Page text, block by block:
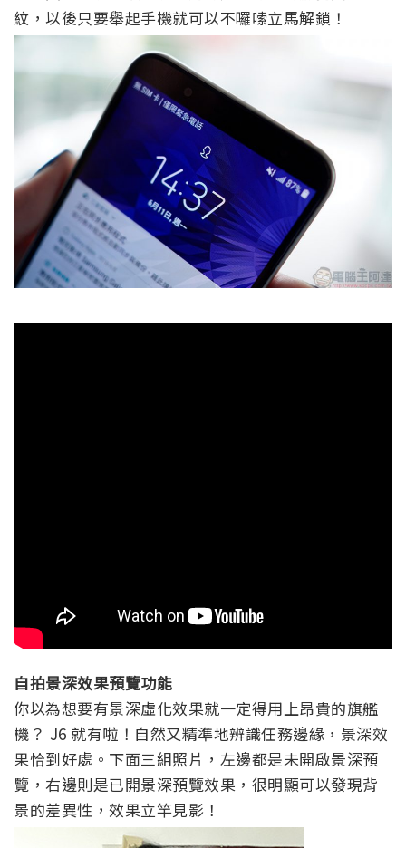
紋，以後只要舉起手機就可以不囉嗦立馬解鎖！
自拍景深效果預覽功能
你以為想要有景深虛化效果就一定得用上昂貴的旗艦
機？ J6 就有啦！自然又精準地辨識任務邊緣，景深效
果恰到好處。下面三組照片，左邊都是未開啟景深預
覽，右邊則是已開景深預覽效果，很明顯可以發現背
景的差異性，效果立竿見影！